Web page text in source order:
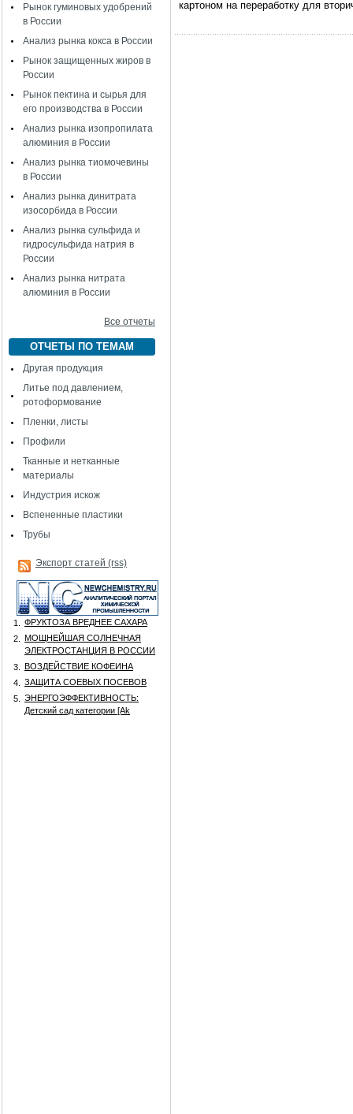
Рынок гуминовых удобрений
в России
Анализ рынка кокса в России
Рынок защищенных жиров в
России
Рынок пектина и сырья для
его производства в России
Анализ рынка изопропилата
алюминия в России
Анализ рынка тиомочевины
в России
Анализ рынка динитрата
изосорбида в России
Анализ рынка сульфида и
гидросульфида натрия в
России
Анализ рынка нитрата
алюминия в России
Все отчеты
ОТЧЕТЫ ПО ТЕМАМ
Другая продукция
Литье под давлением,
ротоформование
Пленки, листы
Профили
Тканные и нетканные
материалы
Индустрия искож
Вспененные пластики
Трубы
Экспорт статей (rss)
1.
ФРУКТОЗА ВРЕДНЕЕ САХАРА
2.
МОЩНЕЙШАЯ СОЛНЕЧНАЯ
ЭЛЕКТРОСТАНЦИЯ В РОССИИ
3.
ВОЗДЕЙСТВИЕ КОФЕИНА
4.
ЗАЩИТА СОЕВЫХ ПОСЕВОВ
5.
ЭНЕРГОЭФФЕКТИВНОСТЬ:
Детский сад категории [Аk
картоном на переработку для